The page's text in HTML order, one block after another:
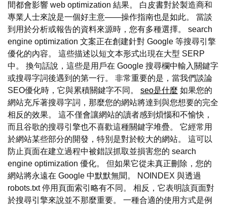
間都會影響 web optimization 結果。 白皮書對於製造商和
專業人士來說是一個好主意——操作指南也是如此。 當談
到用於分析或報告的資料來源時，您有多種選擇。 search
engine optimization 文案正在創建針對 Google 等搜尋引擎
優化的內容。 這些描述以短文本形式出現在大型 SERP
中。 換句話說，這些是用戶在 Google 搜尋欄中輸入關鍵字
或搜尋字詞後遇到的第一行。 非常重要的是，當我們談論
SEO優化時，它與累積關鍵字不同。 seo是什麼 如果您的
網站充斥著搜尋字詞，那麼您的網站將達到與您想要的完全
相反的效果。 這不僅會讓網站的讀者感到煩惱和不愉快，
而且谷歌的搜尋引擎也不喜歡這種關鍵字堆疊。 它經常用
於網站某些部分的開發，特別是對於較大的網站。 這可以
防止頁面在建立過程中被錯誤抓取並損害您的 search
engine optimization 優化。 但如果它從未真正刪除，您的
網站將永遠在 Google 中默默無聞。 NOINDEX 與透過
robots.txt 停用頁面索引略有不同。 相反，它表明該頁面對
於搜尋引擎來說並不那麼重要。 一種合適的使用方式是例